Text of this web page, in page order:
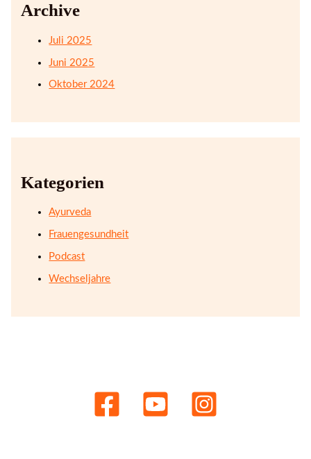
Archive
Juli 2025
Juni 2025
Oktober 2024
Kategorien
Ayurveda
Frauengesundheit
Podcast
Wechseljahre